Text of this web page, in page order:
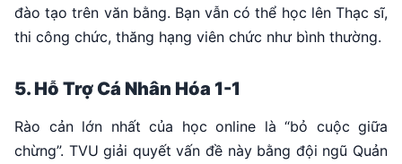
đào tạo trên văn bằng. Bạn vẫn có thể học lên Thạc sĩ,
thi công chức, thăng hạng viên chức như bình thường.
5. Hỗ Trợ Cá Nhân Hóa 1-1
Rào cản lớn nhất của học online là “bỏ cuộc giữa
chừng”. TVU giải quyết vấn đề này bằng đội ngũ Quản